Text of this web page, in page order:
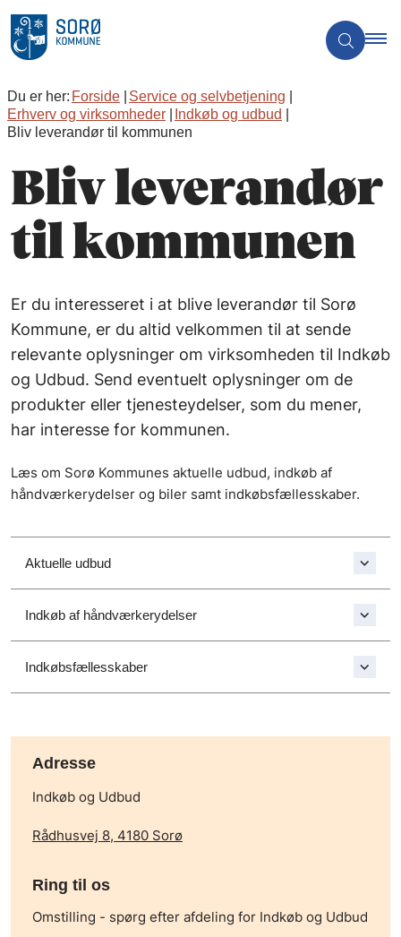
Du er her: Forside
Service og selvbetjening
Erhverv og virksomheder
Indkøb og udbud
Bliv leverandør til kommunen
Bliv leverandør
til kommunen
Er du interesseret i at blive leverandør til Sorø
Kommune, er du altid velkommen til at sende
relevante oplysninger om virksomheden til Indkøb
og Udbud. Send eventuelt oplysninger om de
produkter eller tjenesteydelser, som du mener,
har interesse for kommunen.
Læs om Sorø Kommunes aktuelle udbud, indkøb af
håndværkerydelser og biler samt indkøbsfællesskaber.
Aktuelle udbud
Indkøb af håndværkerydelser
Indkøbsfællesskaber
Adresse
Indkøb og Udbud
Rådhusvej 8, 4180 Sorø
Ring til os
Omstilling - spørg efter afdeling for Indkøb og Udbud